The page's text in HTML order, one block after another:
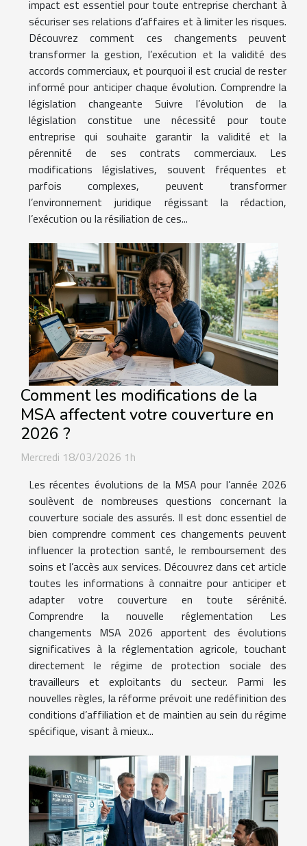
impact est essentiel pour toute entreprise cherchant à
sécuriser ses relations d’affaires et à limiter les risques.
Découvrez comment ces changements peuvent
transformer la gestion, l’exécution et la validité des
accords commerciaux, et pourquoi il est crucial de rester
informé pour anticiper chaque évolution. Comprendre la
législation changeante Suivre l’évolution de la
législation constitue une nécessité pour toute
entreprise qui souhaite garantir la validité et la
pérennité de ses contrats commerciaux. Les
modifications législatives, souvent fréquentes et
parfois complexes, peuvent transformer
l’environnement juridique régissant la rédaction,
l’exécution ou la résiliation de ces...
Comment les modifications de la
MSA affectent votre couverture en
2026 ?
Mercredi 18/03/2026 1h
Les récentes évolutions de la MSA pour l’année 2026
soulèvent de nombreuses questions concernant la
couverture sociale des assurés. Il est donc essentiel de
bien comprendre comment ces changements peuvent
influencer la protection santé, le remboursement des
soins et l’accès aux services. Découvrez dans cet article
toutes les informations à connaitre pour anticiper et
adapter votre couverture en toute sérénité.
Comprendre la nouvelle réglementation Les
changements MSA 2026 apportent des évolutions
significatives à la réglementation agricole, touchant
directement le régime de protection sociale des
travailleurs et exploitants du secteur. Parmi les
nouvelles règles, la réforme prévoit une redéfinition des
conditions d’affiliation et de maintien au sein du régime
spécifique, visant à mieux...